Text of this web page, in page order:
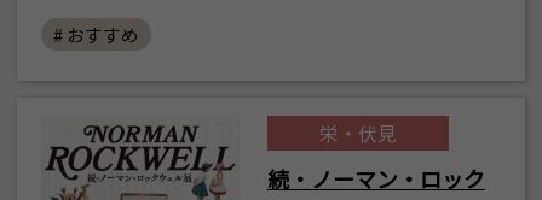
# おすすめ
栄・伏見
続・ノーマン・ロック